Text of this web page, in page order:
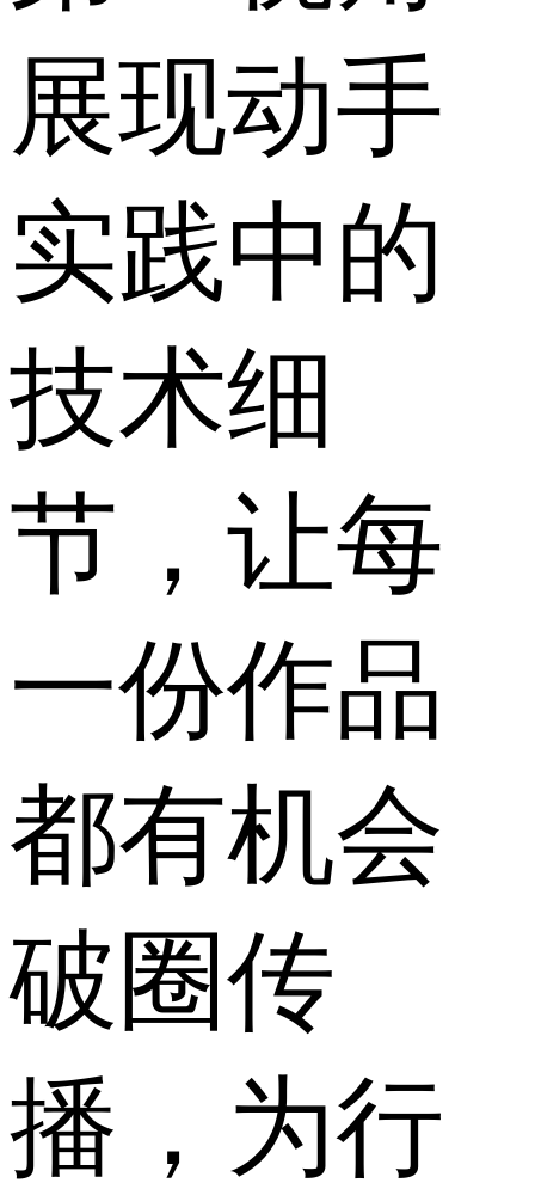
展现动手
实践中的
技术细
节，让每
一份作品
都有机会
破圈传
播，为行